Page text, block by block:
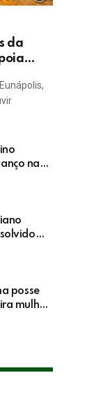
da
na
notas
por
no TRE
posse
mulher
e
do